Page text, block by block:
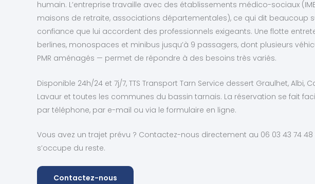
humain. L’entreprise travaille avec des établissements médico-sociaux
maisons de retraite, associations départementales), ce qui dit beaucoup
confiance que lui accordent des professionnels exigeants. Une flotte
berlines, monospaces et minibus jusqu’à 9 passagers, dont plusieurs
PMR aménagés — permet de répondre à des besoins très variés.
Disponible 24h/24 et 7j/7, TTS Transport Tarn Service dessert Graulhet, Albi,
Lavaur et toutes les communes du bassin tarnais. La réservation se fait
par téléphone, par e-mail ou via le formulaire en ligne.
Vous avez un trajet prévu ? Contactez-nous directement au 06 03 43 74
s’occupe du reste.
Contactez-nous